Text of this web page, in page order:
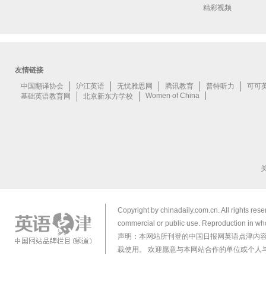
精彩视频
Copyright by chinadaily.com.cn. All rights
commercial or public use. Reproduction in
声明：本网站所刊登的中国日报网英语点津内
载使用。 欢迎愿意与本网站合作的单位或个人